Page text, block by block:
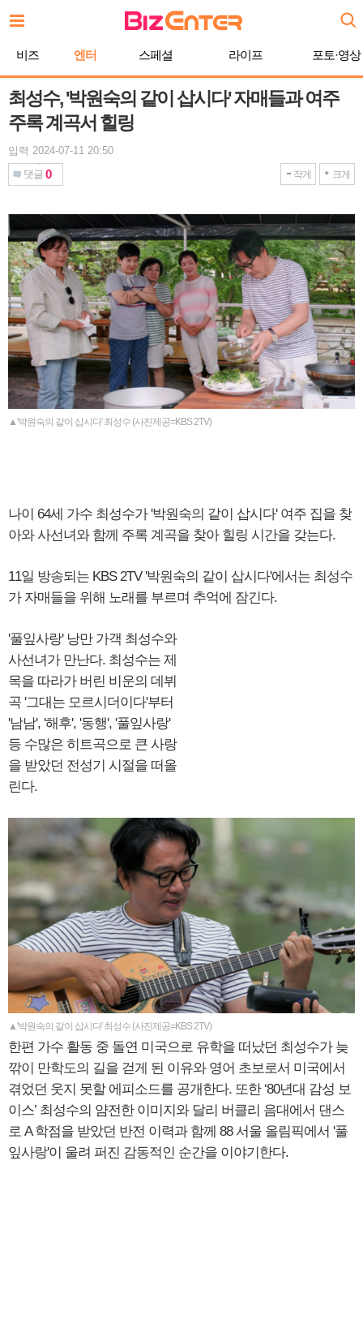
문
비즈 엔터 스페셜 라이프 포토·영상
최성수, '박원숙의 같이 삽시다' 자매들과 여주
주록 계곡서 힐링
입력 2024-07-11 20:50
댓글 0 작게 크게
▲'박원숙의 같이 삽시다' 최성수 (사진제공=KBS 2TV)
나이 64세 가수 최성수가 '박원숙의 같이 삽시다' 여주 집을 찾
아와 사선녀와 함께 주록 계곡을 찾아 힐링 시간을 갖는다.
11일 방송되는 KBS 2TV '박원숙의 같이 삽시다'에서는 최성수
가 자매들을 위해 노래를 부르며 추억에 잠긴다.
'풀잎사랑' 낭만 가객 최성수와
사선녀가 만난다. 최성수는 제
목을 따라가 버린 비운의 데뷔
곡 '그대는 모르시더이다'부터
'남남', '해후', '동행', '풀잎사랑'
등 수많은 히트곡으로 큰 사랑
을 받았던 전성기 시절을 떠올
린다.
▲'박원숙의 같이 삽시다' 최성수 (사진제공=KBS 2TV)
한편 가수 활동 중 돌연 미국으로 유학을 떠났던 최성수가 늦
깎이 만학도의 길을 걷게 된 이유와 영어 초보로서 미국에서
겪었던 웃지 못할 에피소드를 공개한다. 또한 ‘80년대 감성 보
이스’ 최성수의 얌전한 이미지와 달리 버클리 음대에서 댄스
로 A 학점을 받았던 반전 이력과 함께 88 서울 올림픽에서 '풀
잎사랑'이 울려 퍼진 감동적인 순간을 이야기한다.